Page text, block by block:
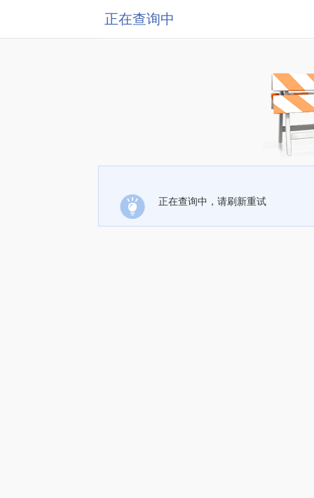
正在查询中
正在查询中，请刷新重试